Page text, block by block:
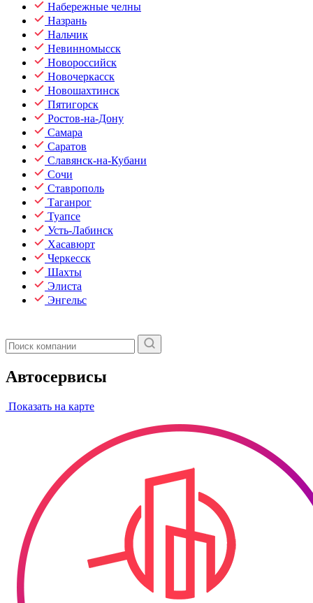
Набережные челны
Назрань
Нальчик
Невинномысск
Новороссийск
Новочеркасск
Новошахтинск
Пятигорск
Ростов-на-Дону
Самара
Саратов
Славянск-на-Кубани
Сочи
Ставрополь
Таганрог
Туапсе
Усть-Лабинск
Хасавюрт
Черкесск
Шахты
Элиста
Энгельс
Автосервисы
Показать на карте